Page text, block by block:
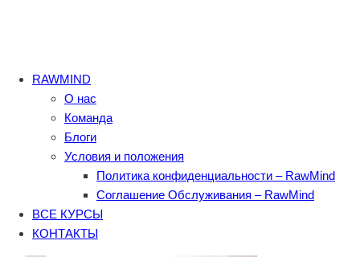
RAWMIND
О нас
Команда
Блоги
Условия и положения
Политика конфиденциальности – RawMind
Соглашение Обслуживания – RawMind
ВСЕ КУРСЫ
КОНТАКТЫ